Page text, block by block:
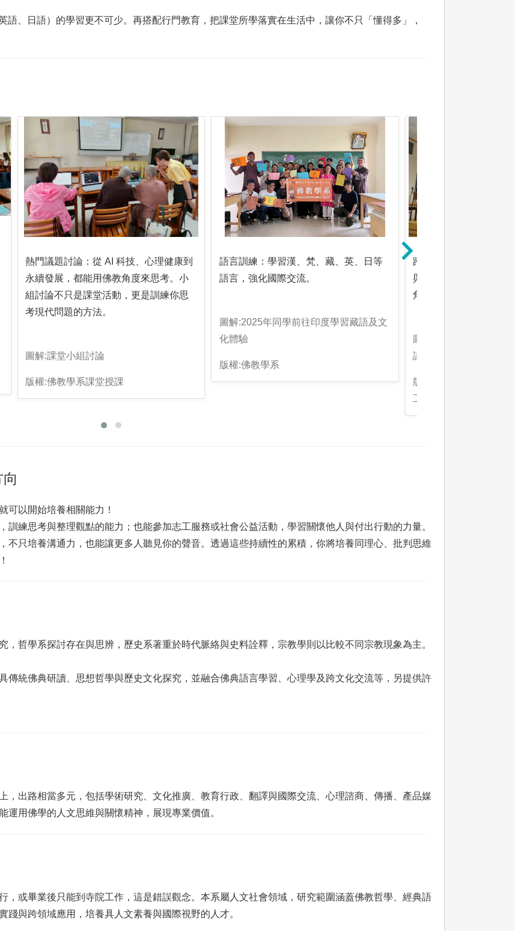
、日語）的學習更不可少。再搭配行門教育，把課堂所學落實在生活中，讓你不只「懂得多」，
熱門議題討論：從 AI 科技、心理健康到
永續發展，都能用佛教角度來思考。小
組討論不只是課堂活動，更是訓練你思
考現代問題的方法。
圖解:課堂小組討論
版權:佛教學系課堂授課
語言訓練：學習漢、梵、藏、英、日等
語言，強化國際交流。
圖解:2025年同學前往印度學習藏語及文
化體驗
版權:佛教學系
跨領域討論：結合佛學
與社會議題等，培養整
角。
圖解:與佛教研究中心
議題工作坊
版權:2024年「從語言
工作坊
可以開始培養相關能力！
練思考與整理觀點的能力；也能參加志工服務或社會公益活動，學習關懷他人與付出行動的力量。
不只培養溝通力，也能讓更多人聽見你的聲音。透過這些持續性的累積，你將培養同理心、批判思維
，哲學系探討存在與思辨，歷史系著重於時代脈絡與史料詮釋，宗教學則以比較不同宗教現象為主。
傳統佛典研讀、思想哲學與歷史文化探究，並融合佛典語言學習、心理學及跨文化交流等，另提供許
，出路相當多元，包括學術研究、文化推廣、教育行政、翻譯與國際交流、心理諮商、傳播、產品媒
用佛學的人文思維與關懷精神，展現專業價值。
，或畢業後只能到寺院工作，這是錯誤觀念。本系屬人文社會領域，研究範圍涵蓋佛教哲學、經典語
與跨領域應用，培養具人文素養與國際視野的人才。